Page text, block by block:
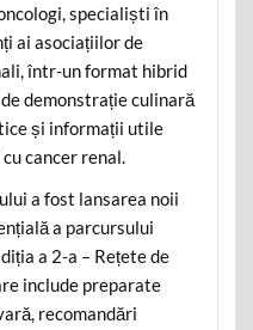
specialiști în
ai asociațiilor de
într-un format hibrid
demonstrație culinară
și informații utile
cancer renal.
a fost lansarea noii
a parcursului
a 2-a – Rețete de
include preparate
recomandări